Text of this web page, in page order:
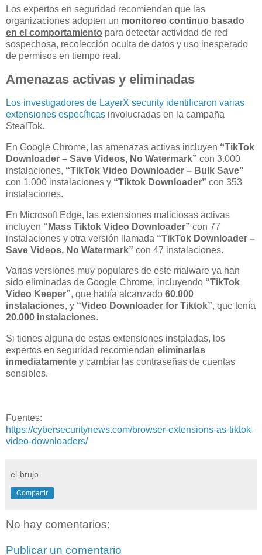
Los expertos en seguridad recomiendan que las
organizaciones adopten un monitoreo continuo basado
en el comportamiento para detectar actividad de red
sospechosa, recolección oculta de datos y uso inesperado
de permisos en tiempo real.
Amenazas activas y eliminadas
Los investigadores de LayerX security identificaron varias
extensiones específicas involucradas en la campaña
StealTok.
En Google Chrome, las amenazas activas incluyen “TikTok
Downloader – Save Videos, No Watermark” con 3.000
instalaciones, “TikTok Video Downloader – Bulk Save”
con 1.000 instalaciones y “Tiktok Downloader” con 353
instalaciones.
En Microsoft Edge, las extensiones maliciosas activas
incluyen “Mass Tiktok Video Downloader” con 77
instalaciones y otra versión llamada “TikTok Downloader –
Save Videos, No Watermark” con 47 instalaciones.
Varias versiones muy populares de este malware ya han
sido eliminadas de Google Chrome, incluyendo “TikTok
Video Keeper”, que había alcanzado 60.000
instalaciones, y “Video Downloader for Tiktok”, que tenía
20.000 instalaciones.
Si tienes alguna de estas extensiones instaladas, los
expertos en seguridad recomiendan eliminarlas
inmediatamente y cambiar las contraseñas de cuentas
sensibles.
Fuentes:
https://cybersecuritynews.com/browser-extensions-as-tiktok-
video-downloaders/
el-brujo
Compartir
No hay comentarios:
Publicar un comentario